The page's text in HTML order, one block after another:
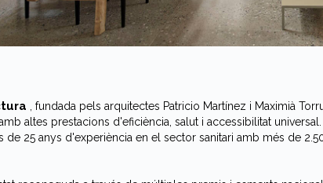
, fundada pels arquitectes Patricio Martínez i Maximià
altes prestacions d'eficiència, salut i accessibilitat
de 25 anys d'experiència en el sector sanitari amb més de